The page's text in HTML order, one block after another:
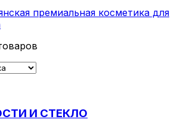
премиальная косметика для
И СТЕКЛО